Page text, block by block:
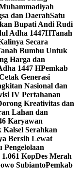
dan DaerahSatu
Bupati Andi Rudi
Adha 1447HTanah
Secara
Bumbu Untuk
Harga dan
1447 HPemkab
Generasi
Nasional dan
IV Pertahanan
Kreativitas dan
Lahan dan
Karyawan
Serahkan
Bersih Lewat
KopDes Merah
SubiantoPemkab